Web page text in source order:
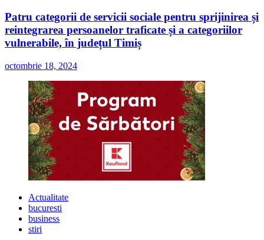
Patru categorii de servicii sociale pentru sprijinirea și
reintegrarea persoanelor traficate și a categoriilor
vulnerabile, în județul Timiș
octombrie 18, 2024
Actualitate
bucuresti
business
stiri